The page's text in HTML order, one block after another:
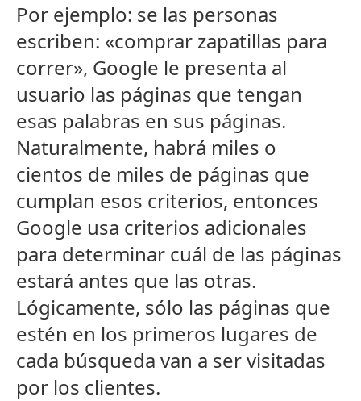
Por ejemplo: se las personas
escriben: «comprar zapatillas para
correr», Google le presenta al
usuario las páginas que tengan
esas palabras en sus páginas.
Naturalmente, habrá miles o
cientos de miles de páginas que
cumplan esos criterios, entonces
Google usa criterios adicionales
para determinar cuál de las páginas
estará antes que las otras.
Lógicamente, sólo las páginas que
estén en los primeros lugares de
cada búsqueda van a ser visitadas
por los clientes.